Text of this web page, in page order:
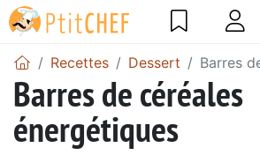
Recettes Dessert Barres
Barres de céréales
énergétiques